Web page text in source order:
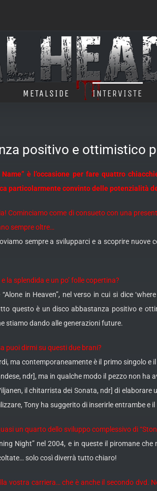
METALSIDE INTERVISTE
positivo e ottimistico
è l’occasione per fare quattro
particolarmente convinto delle potenzialità
Cominciamo come di consueto con una
sempre oltre…
sempre a svilupparci e a scoprire
la splendida e un po’ folle copertina?
in Heaven”, nel verso in cui si dice
questo è un disco abbastanza positivo e
stiamo dando alle generazioni future.
puoi dirmi su questi due brani?
ma contemporaneamente è il primo singolo
ndr], ma in qualche modo il pezzo non ha
il chitarrista dei Sonata, ndr] di elaborare
Tony ha suggerito di inserirle entrambe e
un quarto dello sviluppo complessivo di
Night” nel 2004, e in queste il piromane
solo così diverrà tutto chiaro!
vostra carriera… che è anche il secondo dvd.